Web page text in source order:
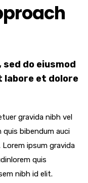
do eiusmod
et dolore
gravida nibh vel
bibendum auci
ipsum gravida
quis
nibh id elit.